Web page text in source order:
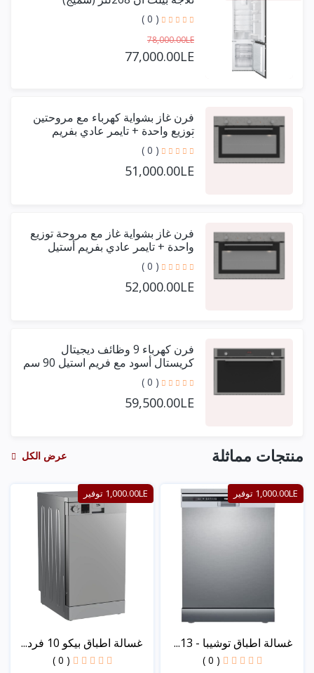
( 0 )
78,000.00LE
77,000.00LE
فرن غاز بشواية كهرباء مع مروحتين
توزيع واحدة + تايمر عادي بفريم
أستيل حرف يو 90 سم
( 0 )
51,000.00LE
فرن غاز بشواية غاز مع مروحة توزيع
واحدة + تايمر عادي بفريم أستيل
حرف يو 90 سم
( 0 )
52,000.00LE
فرن كهرباء 9 وظائف ديجيتال
كريستال أسود مع فريم استيل 90 سم
+ مروحتين توزيع
( 0 )
59,500.00LE
منتجات مماثلة عرض الكل
1,000.00LE توفير
غسالة اطباق توشيبا - 13...
( 0 )
1,000.00LE توفير
غسالة اطباق بيكو 10 فرد...
( 0 )